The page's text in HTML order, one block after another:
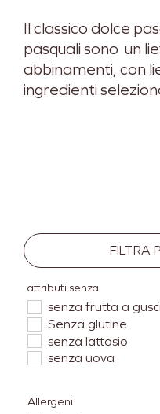
Il classico dolce
pasquali sono un
abbinamenti, con
ingredienti
FILTRA
attributi senza
senza frutta a
Senza glutine
senza lattosio
senza uova
Allergeni